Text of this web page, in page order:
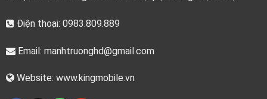
Điện thoại: 0983.809.889
Email: manhtruonghd@gmail.com
Website: www.kingmobile.vn